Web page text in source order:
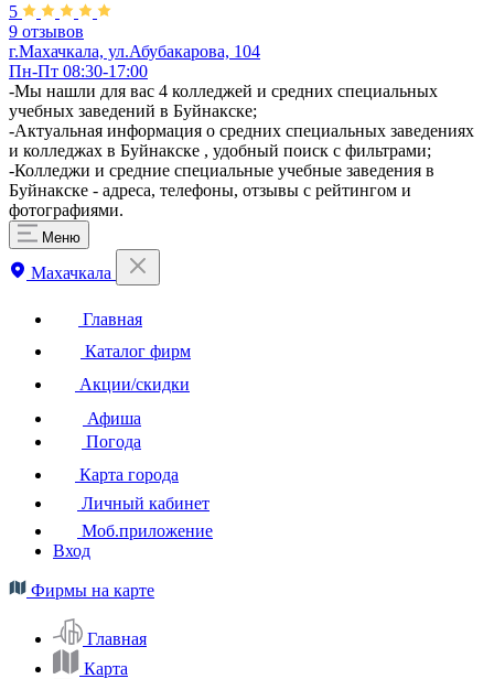
5
9 отзывов
г.Махачкала, ул.Абубакарова, 104
Пн-Пт 08:30-17:00
​-Мы нашли для вас 4 колледжей и средних специальных
учебных заведений в Буйнакске;
-Актуальная информация о средних специальных заведениях
и колледжах в Буйнакске , удобный поиск с фильтрами;
-Колледжи и средние специальные учебные заведения в
Буйнакске - адреса, телефоны, отзывы с рейтингом и
фотографиями.
Меню
Махачкала
Главная
Каталог фирм
Акции/скидки
Афиша
Погода
Карта города
Личный кабинет
Моб.приложение
Вход
Фирмы на карте
Главная
Карта